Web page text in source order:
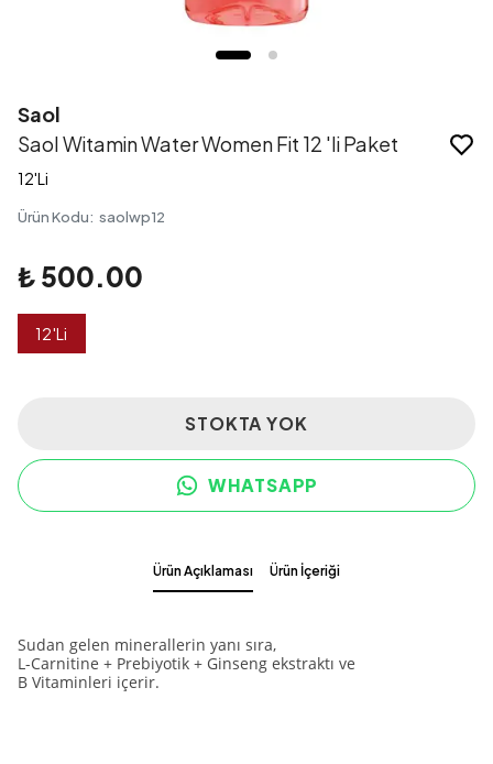
Saol
Saol Witamin Water Women Fit 12 'li Paket
12'Li
Ürün Kodu: saolwp12
₺ 500.00
12'Li
STOKTA YOK
WHATSAPP
Ürün Açıklaması Ürün İçeriği
Sudan gelen minerallerin yanı sıra,
L-Carnitine + Prebiyotik + Ginseng ekstraktı ve
B Vitaminleri içerir.